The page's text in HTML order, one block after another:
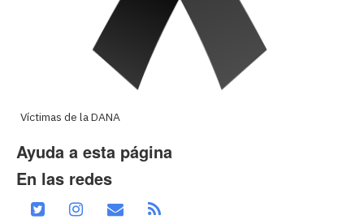
Víctimas de la DANA
Ayuda a esta página
En las redes